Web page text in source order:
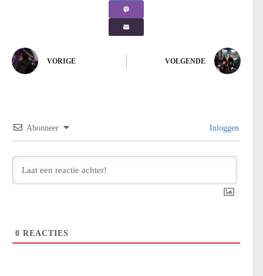
VORIGE VOLGENDE
Abonneer Inloggen
0 REACTIES